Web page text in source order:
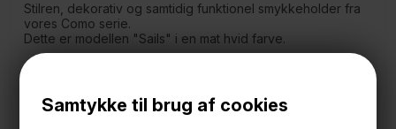
Samtykke til brug af cookies
Stilren, dekorativ og samtidig funktionel smykkeholder fra
vores Como serie.
Dette er modellen "Sails" i en mat hvid farve.
Hæng dine hverdagssmykker på smykkeholderen og hav
morgenen og have dem af om aftenen. En smuk måde at
opbevare dine smykker på.